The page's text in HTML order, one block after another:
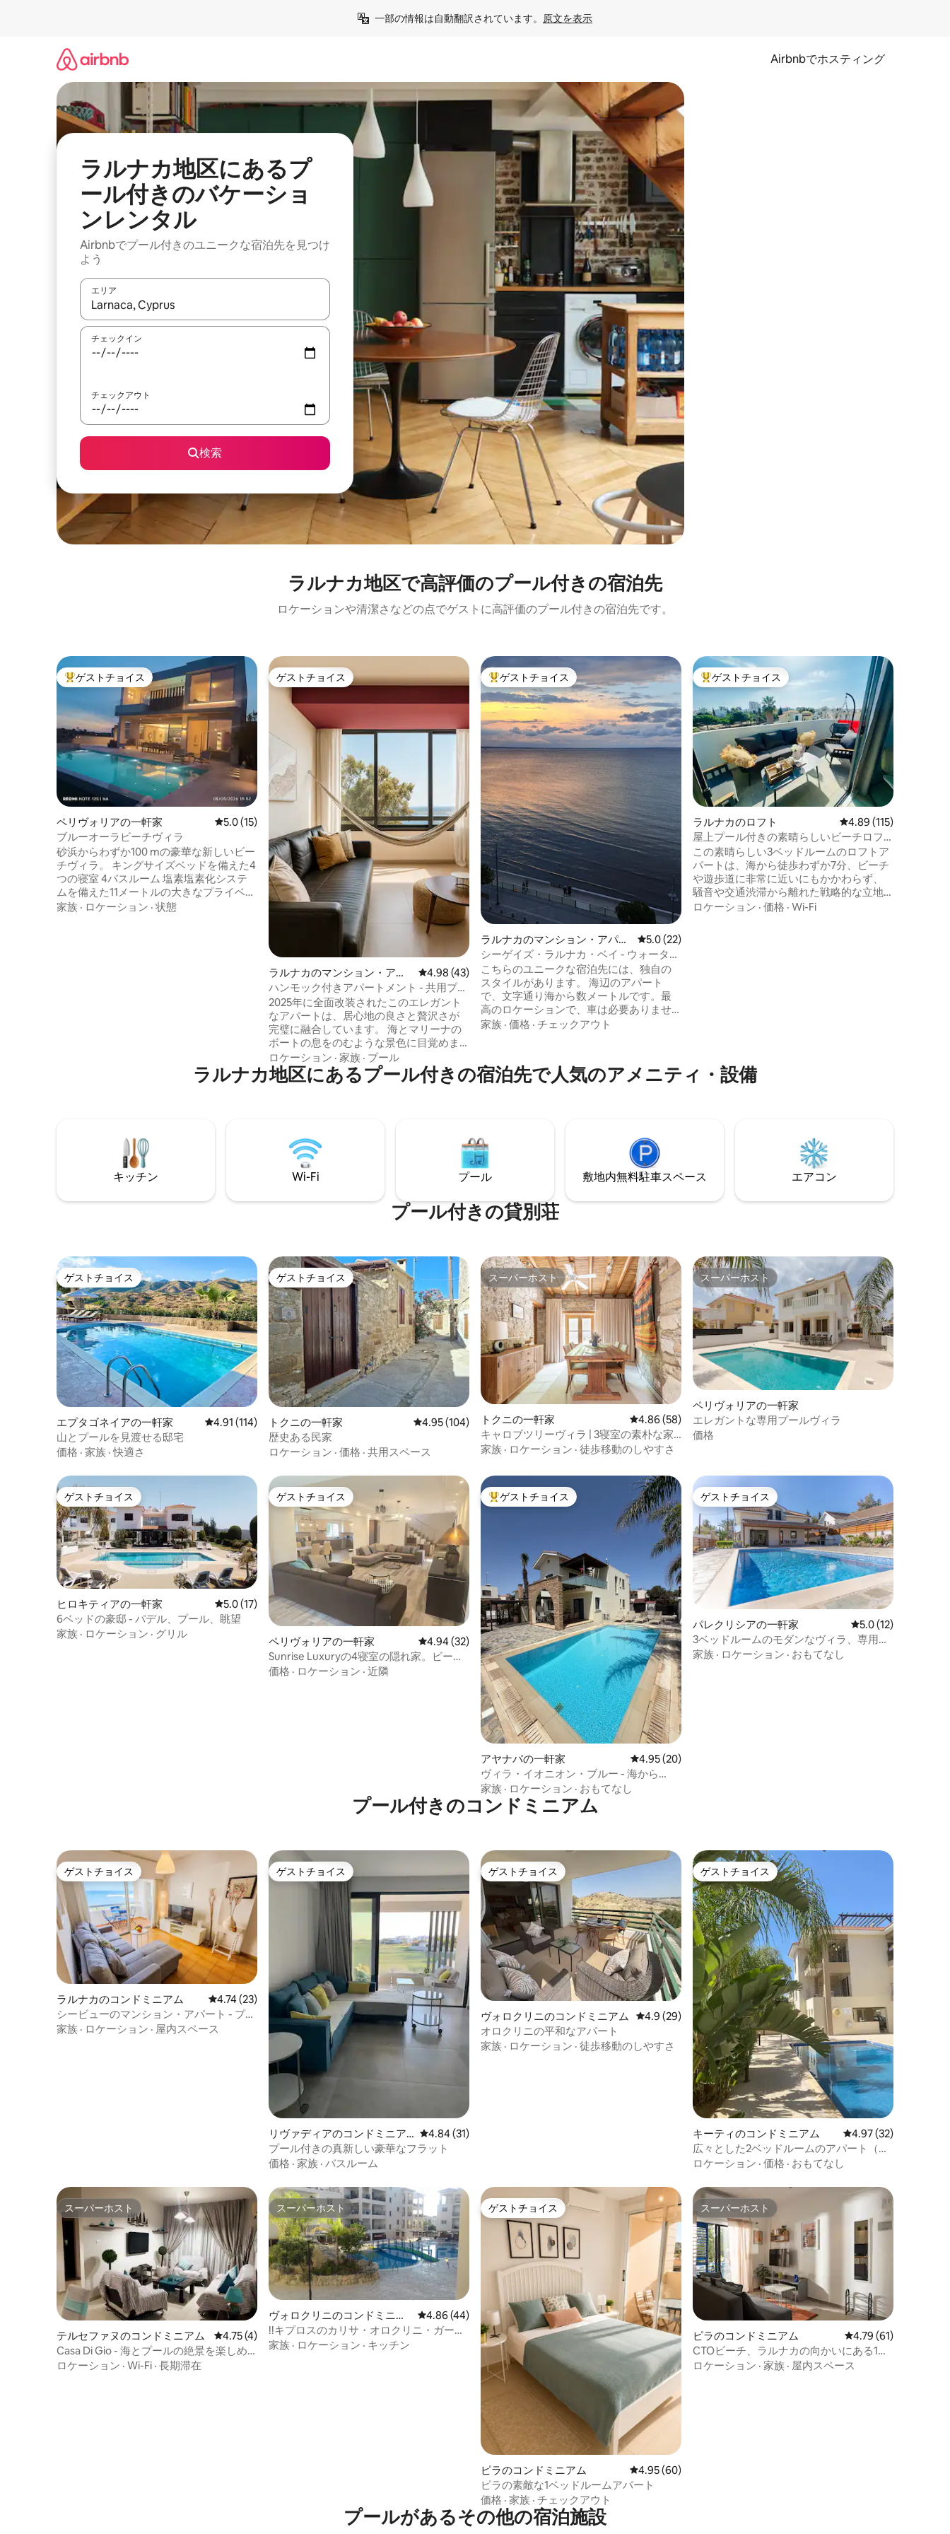
一部の情報は自動翻訳されています。 原文を表示
Airbnbでホスティング
ラルナカ地区にあるプ
ール付きのバケーショ
ンレンタル
Airbnbでプール付きのユニークな宿泊先を見つけ
よう
エリア
検索結果が表示されたら、上下の矢印キーを使って移動するか、画面をタッチまたはスワイプして検索結果を確認することができます。
チェックイン
チェックアウト
検索
ラルナカ地区で高評価のプール付きの宿泊先
ロケーションや清潔さなどの点でゲストに高評価のプール付きの宿泊先です。
大好評のゲストチョイスです。
ゲストチョイス
ペリヴォリアの一軒家 レビュー15件、5つ星中5.0つ星の平均評価
5.0 (15)
ブルーオーラビーチヴィラ
砂浜からわずか100 mの豪華な新しいビー
チヴィラ。 キングサイズベッドを備えた4
つの寝室 4バスルーム 塩素塩素化システ
ムを備えた11メートルの大きなプライベー
トプール。 ビーチに面したギリシャの島
家族 · ロケーション · 状態
ゲストチョイス
ゲストチョイス
ラルナカのマンション・アパ
ート
レビュー43件、5つ星中4.98つ星の平均評価
4.98 (43)
ハンモック付きアパートメント - 共用プー
ル、駐車場、景色
2025年に全面改装されたこのエレガント
なアパートは、居心地の良さと贅沢さが
完璧に融合しています。 海とマリーナの
ボートの息をのむような景色に目覚めま
しょう。 カステラ、マケンジー、フィニ
コウデスのビーチまで徒歩で行けるの
で、楽園です。聖ラザロス教会、町の中
レベーターをご利用いただけます。近く
にはカフェ、レストラン、空港がありま
用意します。
ロケーション · 家族 · プール
大好評のゲストチョイスです。
ゲストチョイス
ラルナカのマンション・アパー
ト
レビュー22件、5つ星中5.0つ星の平均評価
5.0 (22)
シーゲイズ・ラルナカ・ベイ - ウォーター
フロント
こちらのユニークな宿泊先には、独自の
スタイルがあります。 海辺のアパート
で、文字通り海から数メートルです。最
高のロケーションで、車は必要ありませ
ん。 ラルナカで最も人気のある観光地の
ころにあり、素晴らしい海の景色を楽し
むことができます。波の音を聞きながら
パートです。
家族 · 価格 · チェックアウト
大好評のゲストチョイスです。
ゲストチョイス
ラルナカのロフト レビュー115件、5つ
4.89 (115)
屋上プール付きの素晴らしいビーチロフ
ト
この素晴らしい3ベッドルームのロフトア
パートは、海から徒歩わずか7分、ビーチ
や遊歩道に非常に近いにもかかわらず、
騒音や交通渋滞から離れた戦略的な立地
にあり、他に勝るものはありません。驚
ロケーション · 価格 · Wi-Fi
ラルナカ地区にあるプール付きの宿泊先で人気のアメニティ・設備
キッチン Wi-Fi プール 敷地内無料駐⁠車ス⁠ペ⁠ー⁠ス エアコン
プール付きの貸別荘
ゲストチョイス
ゲストチョイス
エプタゴネイアの一軒家 レビュー114件、5つ星中4.91つ星の平均評価
4.91 (114)
山とプールを見渡せる邸宅
価格 · 家族 ·快適さ
ゲストチョイス
ゲストチョイス
トクニの一軒家 レビュー104件、5つ星中4.95つ星の平均評価
4.95 (104)
歴史ある民家
ロケーション · 価格 · 共用スペース
スーパーホスト
スーパーホスト
トクニの一軒家 レビュー58件、5つ星中4.86つ星の平均評価
4.86 (58)
キャロブツリーヴィラ | 3寝室の素朴な家 |
プールアクセス
家族 · ロケーション · 徒歩移動のしやすさ
スーパーホスト
スーパーホスト
ペリヴォリアの一軒家
エレガントな専用プールヴィラ
価格
ゲストチョイス
ゲストチョイス
ヒロキティアの一軒家 レビュー17件、5つ星中5.0つ星の平均評価
5.0 (17)
6ベッドの豪邸 - パデル、プール、眺望
家族 · ロケーション · グリル
ゲストチョイス
ゲストチョイス
ペリヴォリアの一軒家 レビュー32件、5つ星中4.94つ星の平均評価
4.94 (32)
Sunrise Luxuryの4寝室の隠れ家。ビーチ
とプールの近く。
価格 · ロケーション · 近隣
大好評のゲストチョイスです。
ゲストチョイス
アヤナパの一軒家 レビュー20件、5つ星中4.95つ星の平均評価
4.95 (20)
ヴィラ・イオニオン・ブルー - 海から
100m
家族 · ロケーション · おもてなし
ゲストチョイス
ゲストチョイス
パレクリシアの一軒家 レビュー12件、5つ
5.0 (12)
3ベッドルームのモダンなヴィラ、専用プ
ール、パレクリシア
家族 · ロケーション · おもてなし
プール付きのコンドミニアム
ゲストチョイス
ゲストチョイス
ラルナカのコンドミニアム レビュー23件、5つ星中4.74つ星の平均評価
4.74 (23)
シービューのマンション・アパート - プー
ル付き
家族 · ロケーション · 屋内スペース
ゲストチョイス
ゲストチョイス
リヴァディアのコンドミニア
ム
レビュー31件、5つ星中4.84つ星の平均評価
4.84 (31)
プール付きの真新しい豪華なフラット
価格 · 家族 · バスルーム
ゲストチョイス
ゲストチョイス
ヴォロクリニのコンドミニアム レビュー29件、5つ星中4.9つ星の平均評価
4.9 (29)
オロクリニの平和なアパート
家族 · ロケーション · 徒歩移動のしやすさ
ゲストチョイス
ゲストチョイス
キーティのコンドミニアム レビュー32件、5つ
4.97 (32)
広々とした2ベッドルームのアパート（プ
ール付き）
ロケーション · 価格 · おもてなし
スーパーホスト
スーパーホスト
テルセファヌのコンドミニアム レビュー4件、5つ星中4.75つ星の平均評価
4.75 (4)
Casa Di Gio - 海とプールの絶景を楽しめ
るコンドミニアム
ロケーション · Wi-Fi · 長期滞在
スーパーホスト
スーパーホスト
ヴォロクリニのコンドミニア
ム
レビュー44件、5つ星中4.86つ星の平均評価
4.86 (44)
!!キプロスのカリサ・オロクリニ・ガーデ
ンズで最高のお得情報!!
家族 · ロケーション · キッチン
ゲストチョイス
ゲストチョイス
ピラのコンドミニアム レビュー60件、5つ星中4.95つ星の平均評価
4.95 (60)
ピラの素敵な1ベッドルームアパート
価格 · 家族 · チェックアウト
スーパーホスト
スーパーホスト
ピラのコンドミニアム レビュー61件、5つ
4.79 (61)
CTOビーチ、ラルナカの向かいにある1ベ
ッドルームアパート
ロケーション · 家族 · 屋内スペース
プールがあるその他の宿泊施設